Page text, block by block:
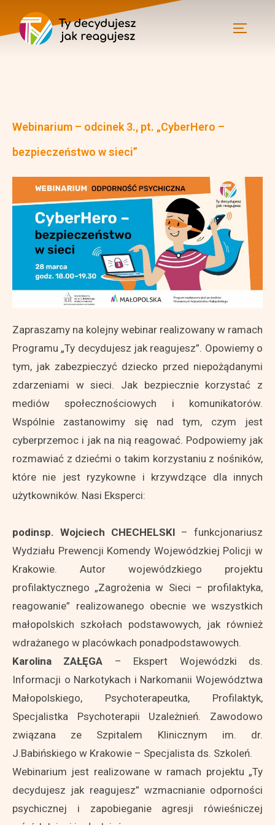
Webinarium – odcinek 3., pt. „CyberHero –
bezpieczeństwo w sieci”
Zapraszamy na kolejny webinar realizowany w ramach
Programu „Ty decydujesz jak reagujesz”. Opowiemy o
tym, jak zabezpieczyć dziecko przed niepożądanymi
zdarzeniami w sieci. Jak bezpiecznie korzystać z
mediów społecznościowych i komunikatorów.
Wspólnie zastanowimy się nad tym, czym jest
cyberprzemoc i jak na nią reagować. Podpowiemy jak
rozmawiać z dziećmi o takim korzystaniu z nośników,
które nie jest ryzykowne i krzywdzące dla innych
użytkowników. Nasi Eksperci:
podinsp. Wojciech CHECHELSKI – funkcjonariusz
Wydziału Prewencji Komendy Wojewódzkiej Policji w
Krakowie. Autor wojewódzkiego projektu
profilaktycznego „Zagrożenia w Sieci – profilaktyka,
reagowanie” realizowanego obecnie we wszystkich
małopolskich szkołach podstawowych, jak również
wdrażanego w placówkach ponadpodstawowych.
Karolina ZAŁĘGA – Ekspert Wojewódzki ds.
Informacji o Narkotykach i Narkomanii Województwa
Małopolskiego, Psychoterapeutka, Profilaktyk,
Specjalistka Psychoterapii Uzależnień. Zawodowo
związana ze Szpitalem Klinicznym im. dr.
J.Babińskiego w Krakowie – Specjalista ds. Szkoleń.
Webinarium jest realizowane w ramach projektu „Ty
decydujesz jak reagujesz” wzmacnianie odporności
psychicznej i zapobieganie agresji rówieśniczej